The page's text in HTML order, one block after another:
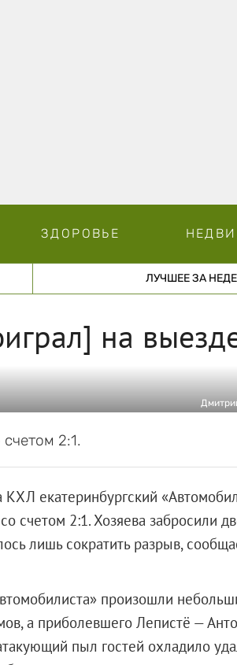
ЗДОРОВЬЕ
ЛУЧШЕЕ ЗА
на
2:1.
екатеринбургский
счетом 2:1. Хозяева забросили
лишь сократить разрыв,
произошли
а приболевшего Лепистё —
пыл гостей охладило